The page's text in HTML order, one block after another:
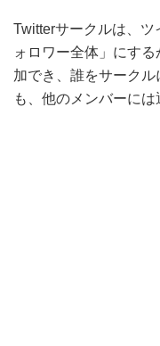
Twitterサークルは、
ォロワー全体」にす
加でき、誰をサーク
も、他のメンバーには